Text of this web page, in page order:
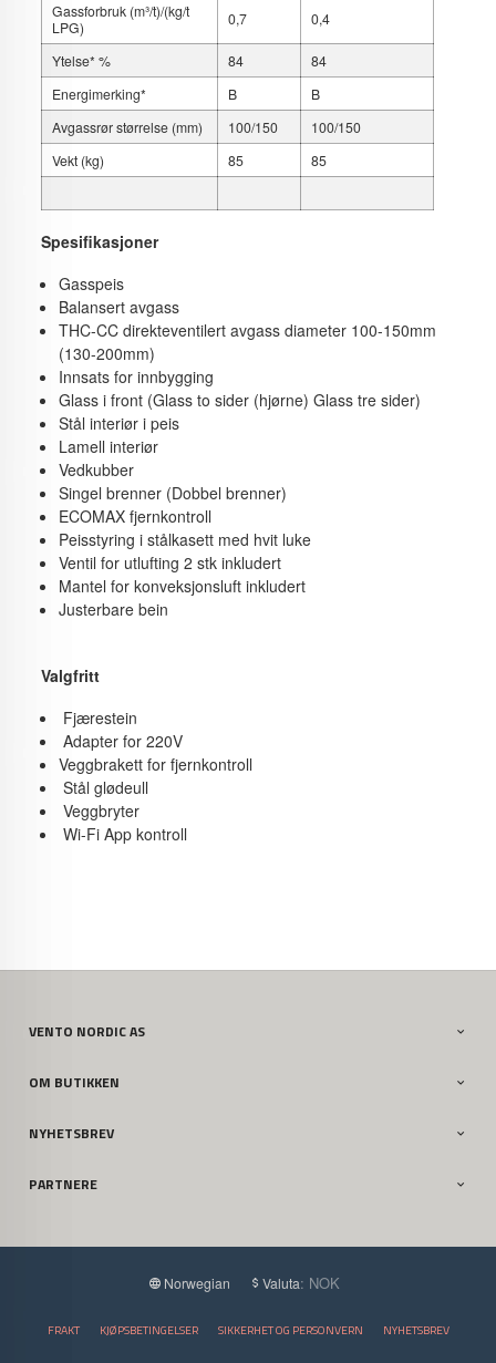
Gassforbruk (m³/t)/(kg/t
LPG)
0,7 0,4
Ytelse* % 84
84
Energimerking*
B
B
Avgassrør størrelse (mm)
100/150
100/150
Vekt (kg)
85 85
Spesifikasjoner
Gasspeis
Balansert avgass
THC-CC direkteventilert avgass diameter 100-150mm
(130-200mm)
Innsats for innbygging
Glass i front (Glass to sider (hjørne) Glass tre sider)
Stål interiør i peis
Lamell interiør
Vedkubber
Singel brenner (Dobbel brenner)
ECOMAX fjernkontroll
Peisstyring i stålkasett med hvit luke
Ventil for utlufting 2 stk inkludert
Mantel for konveksjonsluft inkludert
Justerbare bein
Valgfritt
Fjærestein
Adapter for 220V
Veggbrakett for fjernkontroll
Stål glødeull
Veggbryter
Wi-Fi App kontroll
VENTO NORDIC AS
OM BUTIKKEN
NYHETSBREV
PARTNERE
Norwegian Valuta: NOK
FRAKT KJØPSBETINGELSER SIKKERHET OG PERSONVERN NYHETSBREV